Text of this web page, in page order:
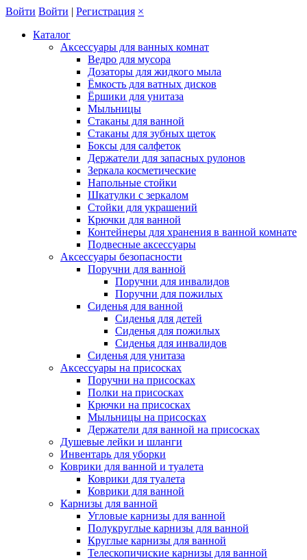
Войти Войти | Регистрация ×
Каталог
Аксессуары для ванных комнат
Ведро для мусора
Дозаторы для жидкого мыла
Ёмкость для ватных дисков
Ёршики для унитаза
Мыльницы
Стаканы для ванной
Стаканы для зубных щеток
Боксы для салфеток
Держатели для запасных рулонов
Зеркала косметические
Напольные стойки
Шкатулки с зеркалом
Стойки для украшений
Крючки для ванной
Контейнеры для хранения в ванной комнате
Подвесные аксессуары
Аксессуары безопасности
Поручни для ванной
Поручни для инвалидов
Поручни для пожилых
Сиденья для ванной
Сиденья для детей
Сиденья для пожилых
Сиденья для инвалидов
Сиденья для унитаза
Аксессуары на присосках
Поручни на присосках
Полки на присосках
Крючки на присосках
Мыльницы на присосках
Держатели для ванной на присосках
Душевые лейки и шланги
Инвентарь для уборки
Коврики для ванной и туалета
Коврики для туалета
Коврики для ванной
Карнизы для ванной
Угловые карнизы для ванной
Полукруглые карнизы для ванной
Круглые карнизы для ванной
Телескопичиские карнизы для ванной